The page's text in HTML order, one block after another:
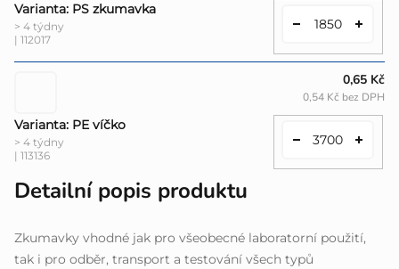
Varianta: PS zkumavka
> 4 týdny
| 112017
Varianta: PE víčko
> 4 týdny
| 113136
0,65 Kč
0,54 Kč bez DPH
Detailní popis produktu
Zkumavky vhodné jak pro všeobecné laboratorní použití,
tak i pro odběr, transport a testování všech typů